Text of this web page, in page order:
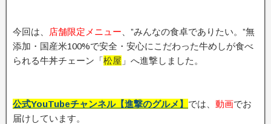
今回は、 店舗限定メニュー 、”みんなの食卓でありたい。”無
添加・国産米100%で安全・安心にこだわった牛めしが食べ
られる牛丼チェーン「松屋 」へ進撃しました。
公式YouTubeチャンネル【進撃のグルメ】 では、 動画でお
届けしています。